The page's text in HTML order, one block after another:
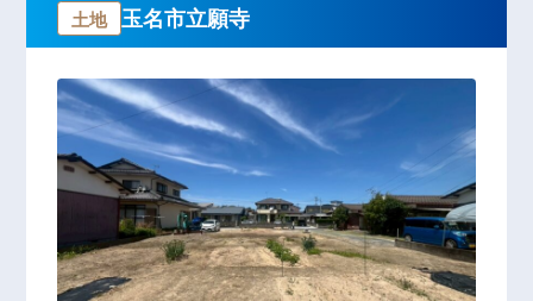
土地 玉名市立願寺